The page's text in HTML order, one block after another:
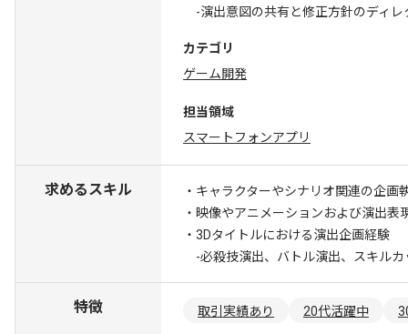
-演出意図の共有と修正方針のディレ
カテゴリ
ゲーム開発
担当領域
スマートフォンアプリ
求めるスキル
・キャラクターやシナリオ関連の企画
・映像やアニメーションおよび演出表
・3Dタイトルにおける演出企画経験
-必殺技演出、バトル演出、スキルカ
特徴 取引実績あり 20代活躍中